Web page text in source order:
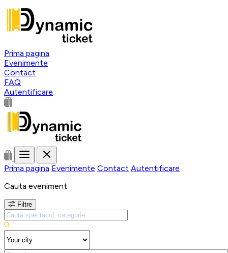
Prima pagina
Evenimente
Contact
FAQ
Autentificare
Prima pagina Evenimente Contact Autentificare
Cauta eveniment
Filtre